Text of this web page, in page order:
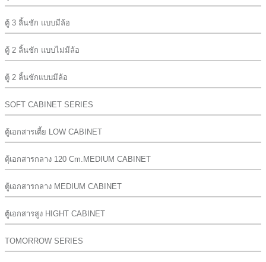
ตู้ 3 ลิ้นชัก แบบมีล้อ
ตู้ 2 ลิ้นชัก แบบไม่มีล้อ
ตู้ 2 ลิ้นชักแบบมีล้อ
SOFT CABINET SERIES
ตู้เอกสารเตี้ย LOW CABINET
ตุ้เอกสารกลาง 120 Cm.MEDIUM CABINET
ตู้เอกสารกลาง MEDIUM CABINET
ตู้เอกสารสูง HIGHT CABINET
TOMORROW SERIES